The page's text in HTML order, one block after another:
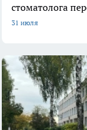
стоматолога
31 июля